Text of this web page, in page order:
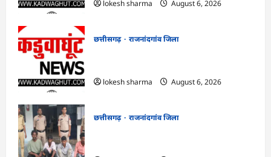
lokesh sharma August 6, 2026
छत्तीसगढ़
राजनांदगांव जिला
lokesh sharma
August 6, 2026
छत्तीसगढ़
राजनांदगांव जिला